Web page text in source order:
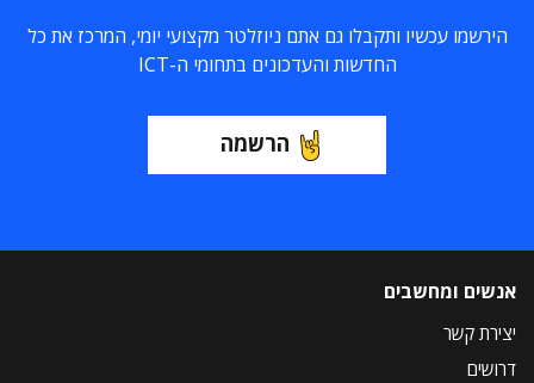
הירשמו עכשיו ותקבלו גם אתם ניוזלטר מקצועי יומי, המרכז את כל
החדשות והעדכונים בתחומי ה-ICT
הרשמה
אנשים ומחשבים
יצירת קשר
דרושים